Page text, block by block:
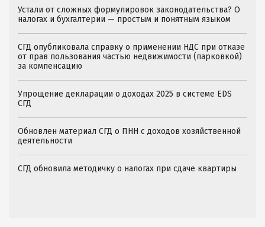
Устали от сложных формулировок законодательства? О
налогах и бухгалтерии — простым и понятным языком
СГД опубликовала справку о применении НДС при отказе
от прав пользования частью недвижимости (парковкой)
за компенсацию
Упрощение декларации о доходах 2025 в системе EDS
СГД
Обновлен материал СГД о ПНН с доходов хозяйственной
деятельности
СГД обновила методичку о налогах при сдаче квартиры